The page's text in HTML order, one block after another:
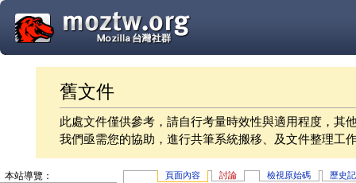
舊文件
此處文件僅供參考，請自行考量時效性與適用程度，其
我們亟需您的協助，進行共筆系統搬移、及文件整理工
頁面內容 討論 檢視原始碼 歷史
本站導覽：